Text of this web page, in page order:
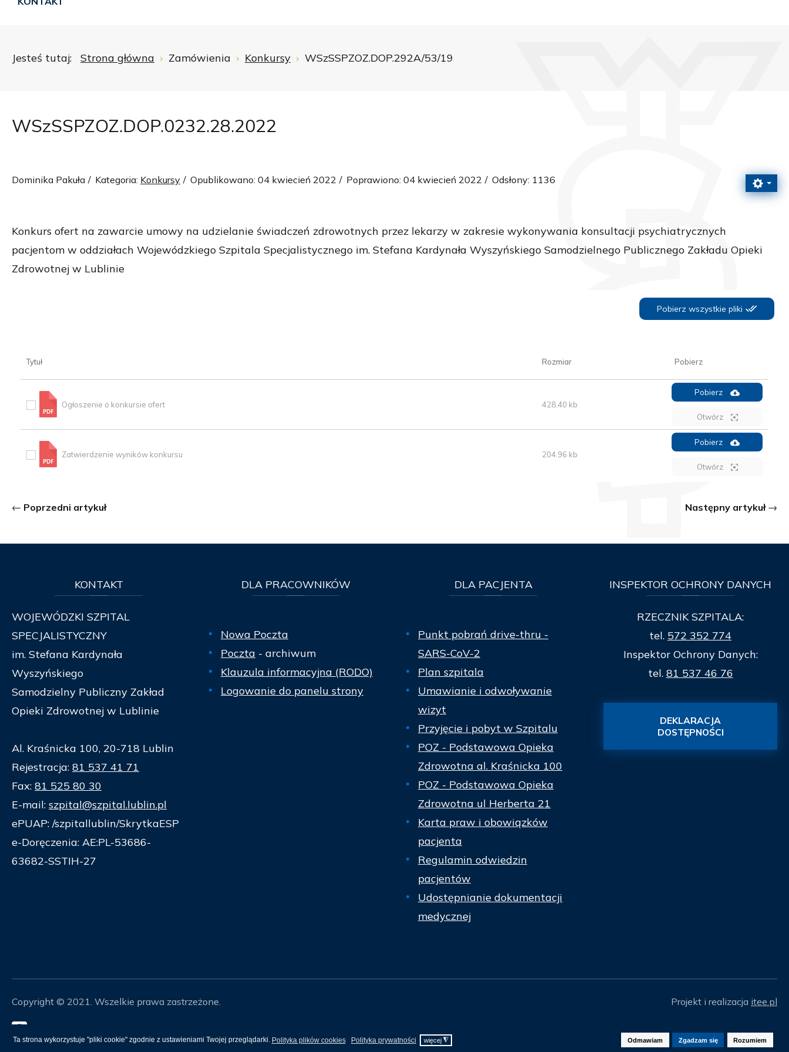
Ta strona wykorzystuje "pliki cookie" zgodnie z ustawieniami Twojej przeglądarki. Polityka plików cookies Polityka prywatności więcej ◮ Odmawiam Zgadzam się Rozumiem
Jesteś tutaj: Strona główna Zamówienia Konkursy WSzSSPZOZ.DOP.292A/53/19
WSzSSPZOZ.DOP.0232.28.2022
Dominika Pakuła Kategoria: Konkursy Opublikowano: 04 kwiecień 2022 Poprawiono: 04 kwiecień 2022 Odsłony: 1136
Konkurs ofert na zawarcie umowy na udzielanie świadczeń zdrowotnych przez lekarzy w zakresie wykonywania konsultacji psychiatrycznych
pacjentom w oddziałach Wojewódzkiego Szpitala Specjalistycznego im. Stefana Kardynała Wyszyńskiego Samodzielnego Publicznego Zakładu Opieki
Zdrowotnej w Lublinie
Pobierz wszystkie pliki
Tytuł Rozmiar Pobierz
Ogłoszenie o konkursie ofert 428.40 kb
Pobierz
Otwórz
Zatwierdzenie wyników konkursu 204.96 kb
Pobierz
Otwórz
Poprzedni artykuł Następny artykuł
KONTAKT
WOJEWÓDZKI SZPITAL
SPECJALISTYCZNY
im. Stefana Kardynała
Wyszyńskiego
Samodzielny Publiczny Zakład
Opieki Zdrowotnej w Lublinie
Al. Kraśnicka 100, 20-718 Lublin
Rejestracja: 81 537 41 71
Fax: 81 525 80 30
E-mail: szpital@szpital.lublin.pl
ePUAP: /szpitallublin/SkrytkaESP
e-Doręczenia: AE:PL-53686-
63682-SSTIH-27
DLA PRACOWNIKÓW
Nowa Poczta
Poczta - archiwum
Klauzula informacyjna (RODO)
Logowanie do panelu strony
DLAPACJENTA
Punkt pobrań drive-thru -
SARS-CoV-2
Plan szpitala
Umawianie i odwoływanie
wizyt
Przyjęcie i pobyt w Szpitalu
POZ - Podstawowa Opieka
Zdrowotna al. Kraśnicka 100
POZ - Podstawowa Opieka
Zdrowotna ul Herberta 21
Karta praw i obowiązków
pacjenta
Regulamin odwiedzin
pacjentów
Udostępnianie dokumentacji
medycznej
INSPEKTOR OCHRONY DANYCH
RZECZNIK SZPITALA:
tel. 572 352 774
Inspektor Ochrony Danych:
tel. 81 537 46 76
DEKLARACJA
DOSTĘPNOŚCI
Copyright © 2021. Wszelkie prawa zastrzeżone. Projekt i realizacja itee.pl